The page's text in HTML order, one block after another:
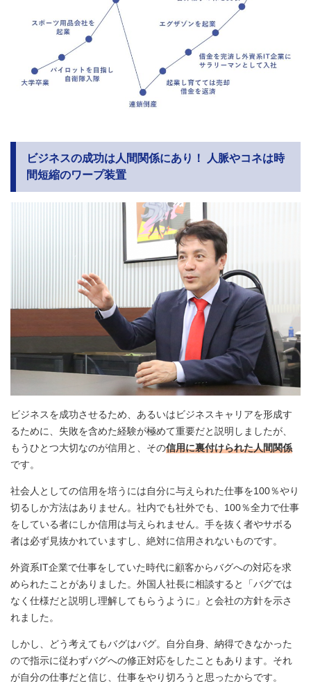
ビジネスの成功は人間関係にあり！ 人脈やコネは時
間短縮のワープ装置
ビジネスを成功させるため、あるいはビジネスキャリアを形成す
るために、失敗を含めた経験が極めて重要だと説明しましたが、
もうひとつ大切なのが信用と、その信用に裏付けられた人間関係
です。
社会人としての信用を培うには自分に与えられた仕事を100％やり
切るしか方法はありません。社内でも社外でも、100％全力で仕事
をしている者にしか信用は与えられません。手を抜く者やサボる
者は必ず見抜かれていますし、絶対に信用されないものです。
外資系IT企業で仕事をしていた時代に顧客からバグへの対応を求
められたことがありました。外国人社長に相談すると「バグでは
なく仕様だと説明し理解してもらうように」と会社の方針を示さ
れました。
しかし、どう考えてもバグはバグ。自分自身、納得できなかった
ので指示に従わずバグへの修正対応をしたこともあります。それ
が自分の仕事だと信じ、仕事をやり切ろうと思ったからです。